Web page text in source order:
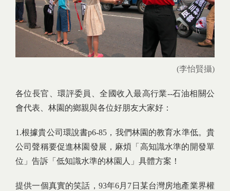
(李怡賢攝)
各位長官、環評委員、全國收入最高行業--石油相關公
會代表、林園的鄉親與各位好朋友大家好：
1.根據貴公司環說書p6-85，我們林園的教育水準低。貴
公司聲稱要促進林園發展，麻煩「高知識水準的開發單
位」告訴「低知識水準的林園人」具體方案！
提供一個真實的笑話，93年6月7日某台灣房地產業界權